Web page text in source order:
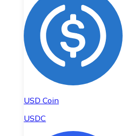
USD Coin
USDC